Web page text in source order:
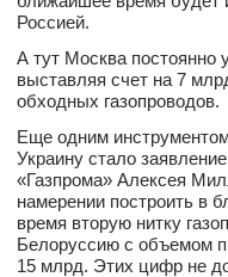
Россией.
А тут Москва постоянно
выставляя счет на 7
обходных газопроводов.
Еще одним
Украину стало
«Газпрома» Алексея
намерении построить в
время вторую нитку
Белоруссию с объемом
15 млрд. Этих цифр не